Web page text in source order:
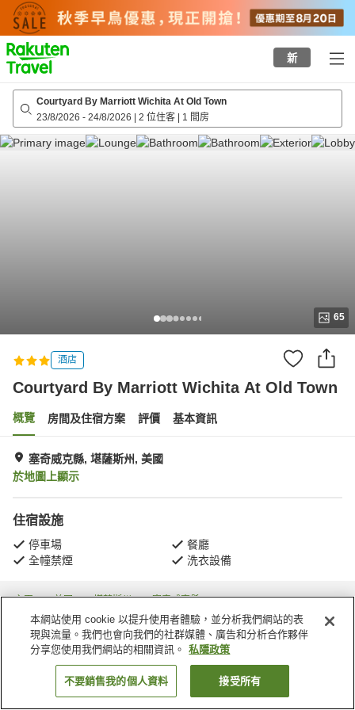
to
top
page
新
Courtyard By Marriott Wichita At Old Town
23/8/2026 - 24/8/2026 | 2 位住客 | 1 間房
65
酒店
Courtyard By Marriott Wichita At Old Town
概覽 房間及住宿方案 評價 基本資訊
塞奇威克縣, 堪薩斯州, 美國
於地圖上顯示
住宿設施
停車場
餐廳
全幢禁煙
洗衣設備
主頁 美國 堪薩斯州
塞奇威克縣
Courtyard By Marriott Wichita At Old Town
找客房
本網站使用 cookie 以提升使用者體驗，並分析我們網站的表
現與流量。我們也會向我們的社群媒體、廣告和分析合作夥伴
分享您使用我們網站的相關資訊。
私隱政策
不要銷售我的個人資料 接受所有